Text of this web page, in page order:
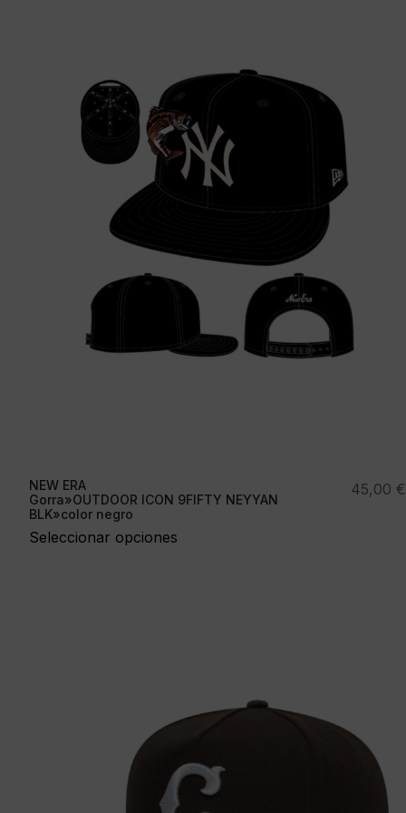
NEW ERA
Gorra»OUTDOOR ICON 9FIFTY NEYYAN
BLK»color negro
Seleccionar opciones
45,00 €